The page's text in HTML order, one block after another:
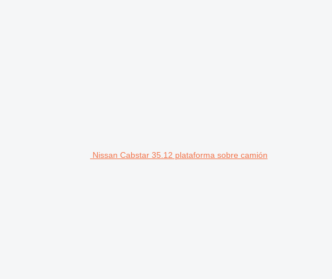
Nissan Cabstar 35.12 plataforma sobre camión